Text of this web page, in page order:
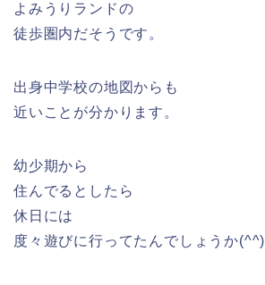
よみうりランドの
徒歩圏内だそうです。
出身中学校の地図からも
近いことが分かります。
幼少期から
住んでるとしたら
休日には
度々遊びに行ってたんでしょうか(^^)